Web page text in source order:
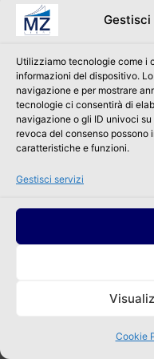
Gestisci
Utilizziamo tecnologie come i
informazioni del dispositivo.
navigazione e per mostrare
tecnologie ci consentirà di
navigazione o gli ID univoci
revoca del consenso
caratteristiche e funzioni.
Gestisci servizi
Cookie
Copyright ©